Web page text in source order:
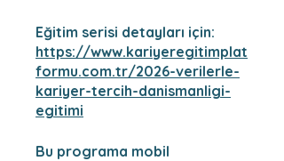
Eğitim serisi detayları için:
https://www.kariyeregitimplat
formu.com.tr/2026-verilerle-
kariyer-tercih-danismanligi-
egitimi
Bu programa mobil